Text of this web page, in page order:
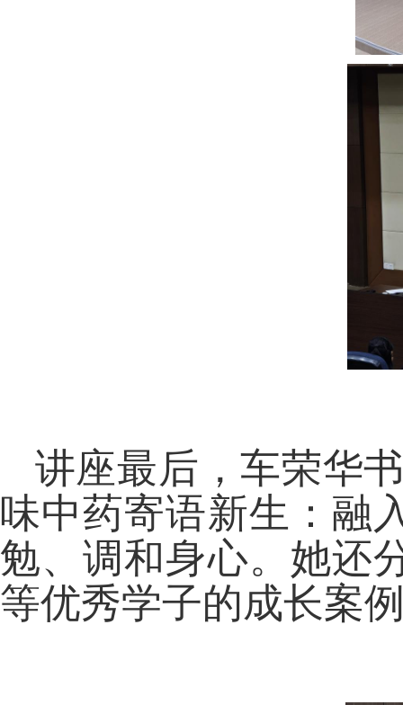
讲座最后，车荣华书
味中药寄语新生：融
勉、调和身心。她还
等优秀学子的成长案